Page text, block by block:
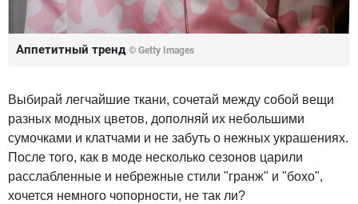
Аппетитный тренд © Getty Images
Выбирай легчайшие ткани, сочетай между собой вещи
разных модных цветов, дополняй их небольшими
сумочками и клатчами и не забуть о нежных украшениях.
После того, как в моде несколько сезонов царили
расслабленные и небрежные стили "гранж" и "бохо",
хочется немного чопорности, не так ли?